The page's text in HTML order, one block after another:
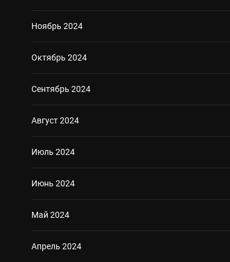
Ноябрь 2024
Октябрь 2024
Сентябрь 2024
Август 2024
Июль 2024
Июнь 2024
Май 2024
Апрель 2024